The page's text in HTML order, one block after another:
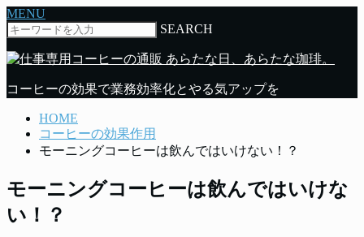
MENU
SEARCH
コーヒーの効果で業務効率化とやる気アップを
HOME
コーヒーの効果作用
モーニングコーヒーは飲んではいけない！？
モーニングコーヒーは飲んではいけな
い！？